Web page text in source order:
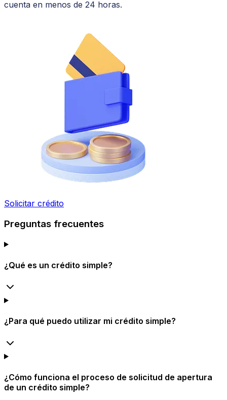
cuenta en menos de 24 horas.
Solicitar crédito
Preguntas frecuentes
¿Qué es un crédito simple?
¿Para qué puedo utilizar mi crédito simple?
¿Cómo funciona el proceso de solicitud de apertura
de un crédito simple?